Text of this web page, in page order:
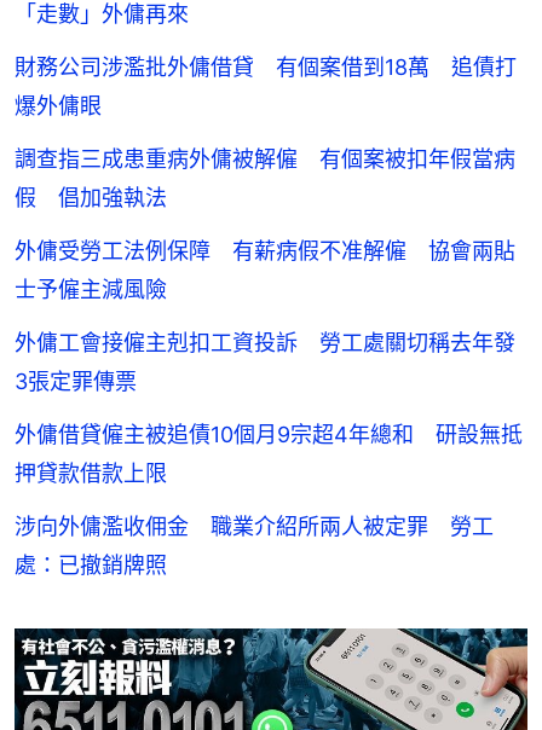
「走數」外傭再來
財務公司涉濫批外傭借貸 有個案借到18萬 追債打
爆外傭眼
調查指三成患重病外傭被解僱 有個案被扣年假當病
假 倡加強執法
外傭受勞工法例保障 有薪病假不准解僱 協會兩貼
士予僱主減風險
外傭工會接僱主剋扣工資投訴 勞工處關切稱去年發
3張定罪傳票
外傭借貸僱主被追債10個月9宗超4年總和 研設無抵
押貸款借款上限
涉向外傭濫收佣金 職業介紹所兩人被定罪 勞工
處：已撤銷牌照